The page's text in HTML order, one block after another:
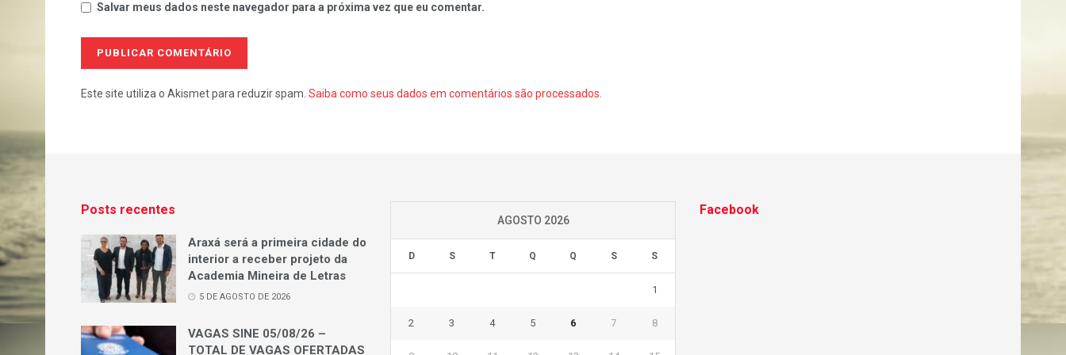
Salvar meus dados neste navegador para a próxima vez que eu comentar.
Este site utiliza o Akismet para reduzir spam. Saiba como seus dados em comentários são processados.
Posts recentes
Araxá será a primeira cidade do
interior a receber projeto da
Academia Mineira de Letras
5 DE AGOSTO DE 2026
VAGAS SINE 05/08/26 –
TOTAL DE VAGAS OFERTADAS
AGOSTO 2026
D S T Q Q S S
1
2 3 4 5 6 7 8
Facebook